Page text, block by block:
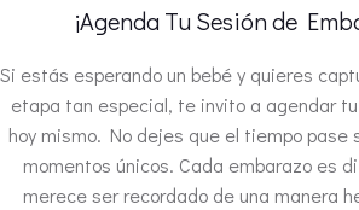
¡Agenda Tu Sesión de
Si estás esperando un bebé y quieres
etapa tan especial, te invito a agendar tu
hoy mismo. No dejes que el tiempo pase
momentos únicos. Cada embarazo es
merece ser recordado de una manera